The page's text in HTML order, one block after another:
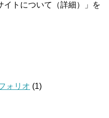
イトについて（詳細）」を
ォリオ (1)